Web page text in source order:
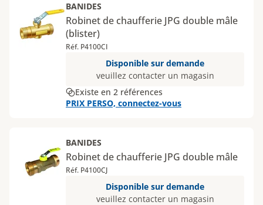
BANIDES
Robinet de chaufferie JPG double mâle
(blister)
Réf. P4100CI
Disponible sur demande
veuillez contacter un magasin
Existe en 2 références
PRIX PERSO, connectez-vous
BANIDES
Robinet de chaufferie JPG double mâle
Réf. P4100CJ
Disponible sur demande
veuillez contacter un magasin